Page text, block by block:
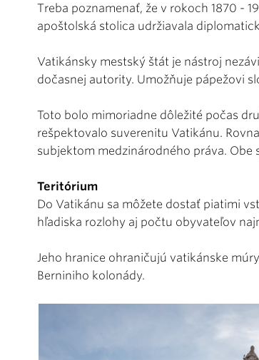
Treba poznamenať, že v rokoch 1870 -
apoštolská stolica udržiavala
Vatikánsky mestský štát je nástroj
dočasnej autority. Umožňuje pápežovi
Toto bolo mimoriadne dôležité počas
rešpektovalo suverenitu Vatikánu.
subjektom medzinárodného práva. Obe
Teritórium
Do Vatikánu sa môžete dostať piatimi
hľadiska rozlohy aj počtu obyvateľov
Jeho hranice ohraničujú vatikánske
Berniniho kolonády.